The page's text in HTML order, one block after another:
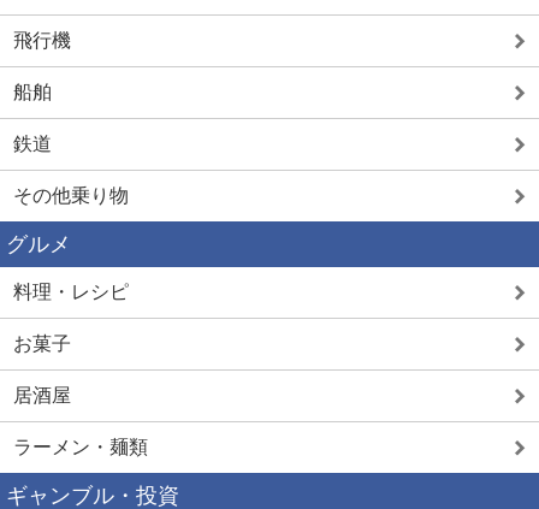
飛行機
船舶
鉄道
その他乗り物
グルメ
料理・レシピ
お菓子
居酒屋
ラーメン・麺類
ギャンブル・投資